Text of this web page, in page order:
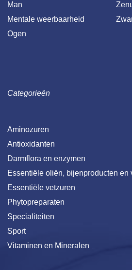
Man
Mentale weerbaarheid
Ogen
Categorieën
Aminozuren
Antioxidanten
Darmflora en enzymen
Essentiële oliën, bijenproducten en
Essentiële vetzuren
Phytopreparaten
Specialiteiten
Sport
Vitaminen en Mineralen